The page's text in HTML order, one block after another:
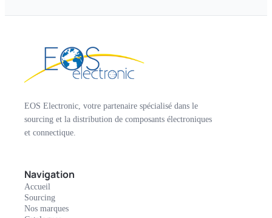
EOS Electronic, votre partenaire spécialisé dans le
sourcing et la distribution de composants électroniques
et connectique.
Navigation
Accueil
Sourcing
Nos marques